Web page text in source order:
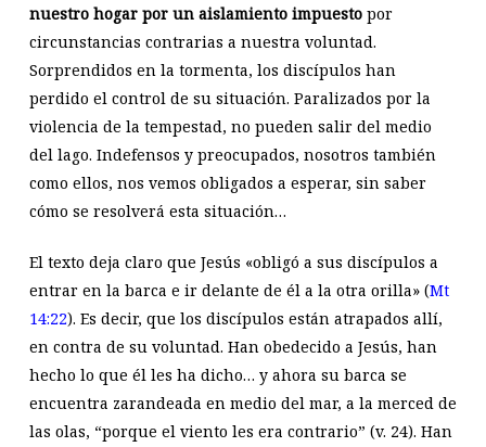
nuestro hogar por un aislamiento impuestopor
circunstancias contrarias a nuestra voluntad.
Sorprendidos en la tormenta, los discípulos han
perdido el control de su situación. Paralizados por la
violencia de la tempestad, no pueden salir del medio
del lago. Indefensos y preocupados, nosotros también
como ellos, nos vemos obligados a esperar, sin saber
cómo se resolverá esta situación…
El texto deja claro que Jesús «obligó a sus discípulos a
entrar en la barca e ir delante de él a la otra orilla» (Mt
14:22). Es decir, que los discípulos están atrapados allí,
en contra de su voluntad. Han obedecido a Jesús, han
hecho lo que él les ha dicho… y ahora su barca se
encuentra zarandeada en medio del mar, a la merced de
las olas, “porque el viento les era contrario” (v. 24). Han